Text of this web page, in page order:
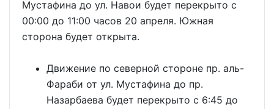
Мустафина до ул. Навои будет перекрыто с
00:00 до 11:00 часов 20 апреля. Южная
сторона будет открыта.
Движение по северной стороне пр. аль-
Фараби от ул. Мустафина до пр.
Назарбаева будет перекрыто с 6:45 до